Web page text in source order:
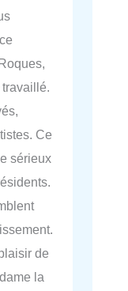
Ce
sérieux
de
la